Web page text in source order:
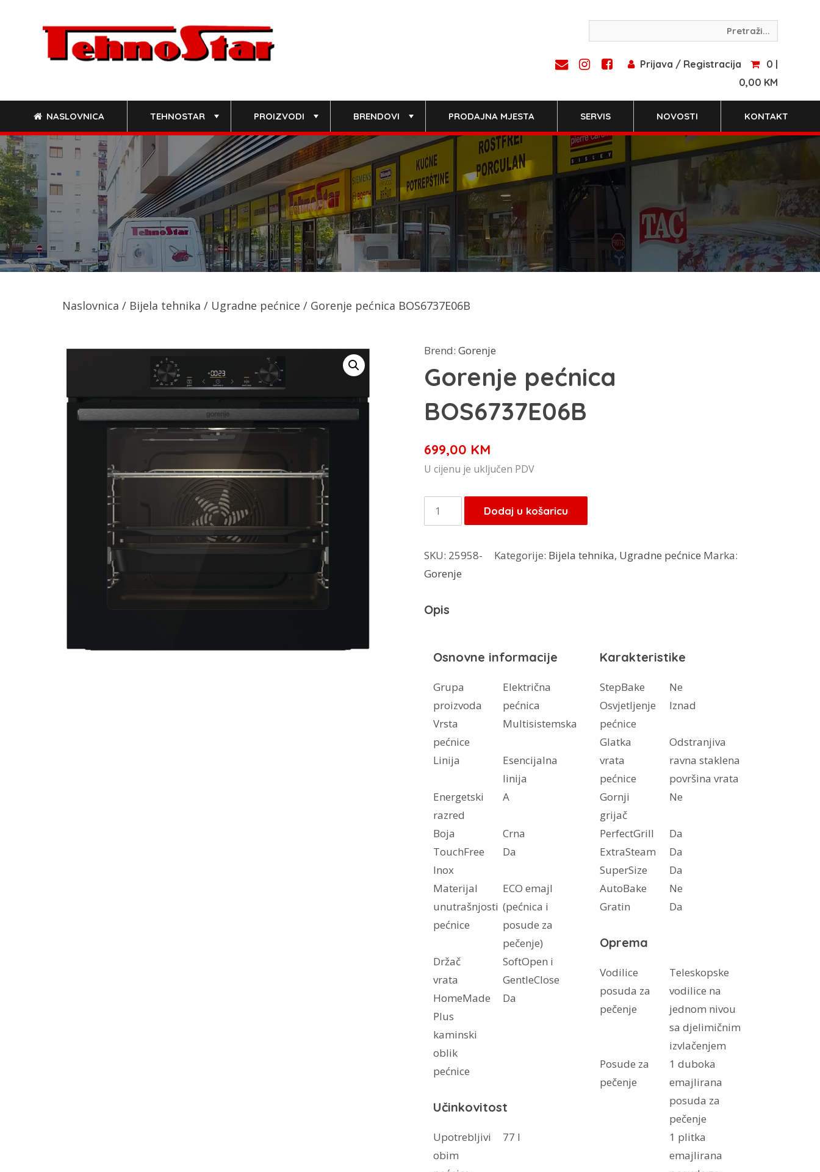
Prijava / Registracija
0 |
0,00 KM
NASLOVNICA TEHNOSTAR PROIZVODI BRENDOVI PRODAJNA MJESTA SERVIS NOVOSTI KONTAKT
Naslovnica / Bijela tehnika / Ugradne pećnice / Gorenje pećnica BOS6737E06B
Brend: Gorenje
Gorenje pećnica
BOS6737E06B
699,00 KM
U cijenu je uključen PDV
Gorenje
pećnica
količina
Dodaj u košaricu
SKU: 25958- Kategorije: Bijela tehnika, Ugradne pećnice Marka:
Gorenje
Opis
Osnovne informacije
Grupa
proizvoda
Električna
pećnica
Vrsta
pećnice
Multisistemska
Linija
Esencijalna
linija
Energetski
razred
A
Boja
Crna
TouchFree
Inox
Da
Materijal
unutrašnjosti
pećnice
ECO emajl
(pećnica i
posude za
pečenje)
Držač
vrata
SoftOpen i
GentleClose
HomeMade
Plus
kaminski
oblik
pećnice
Da
Učinkovitost
Upotrebljivi
obim
77 l
Karakteristike
StepBake
Ne
Osvjetljenje
pećnice
Iznad
Glatka
vrata
pećnice
Odstranjiva
ravna staklena
površina vrata
Gornji
grijač
Ne
PerfectGrill
Da
ExtraSteam
Da
SuperSize
Da
AutoBake
Ne
Gratin
Da
Oprema
Vodilice
posuda za
pečenje
Teleskopske
vodilice na
jednom nivou
sa djelimičnim
izvlačenjem
Posude za
pečenje
1 duboka
emajlirana
posuda za
pečenje
1 plitka
emajlirana